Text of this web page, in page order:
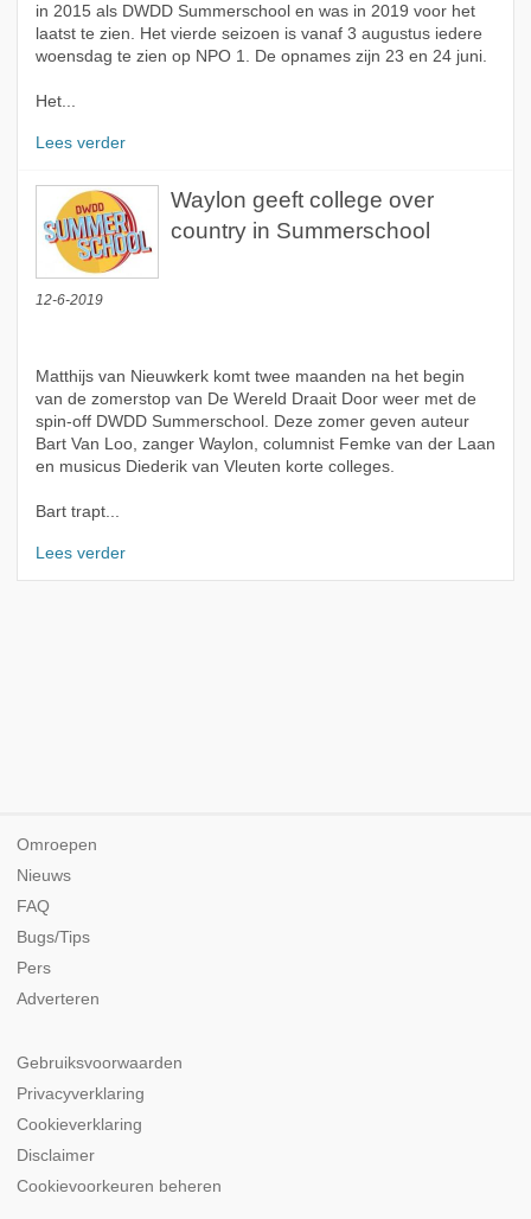
in 2015 als DWDD Summerschool en was in 2019 voor het
laatst te zien. Het vierde seizoen is vanaf 3 augustus iedere
woensdag te zien op NPO 1. De opnames zijn 23 en 24 juni.
Het...
Lees verder
Waylon geeft college over
country in Summerschool
12-6-2019
Matthijs van Nieuwkerk komt twee maanden na het begin
van de zomerstop van De Wereld Draait Door weer met de
spin-off DWDD Summerschool. Deze zomer geven auteur
Bart Van Loo, zanger Waylon, columnist Femke van der Laan
en musicus Diederik van Vleuten korte colleges.
Bart trapt...
Lees verder
Omroepen
Nieuws
FAQ
Bugs/Tips
Pers
Adverteren
Gebruiksvoorwaarden
Privacyverklaring
Cookieverklaring
Disclaimer
Cookievoorkeuren beheren